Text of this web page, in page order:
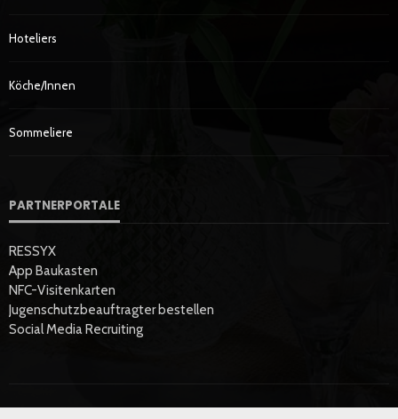
Hoteliers
Köche/innen
Sommeliere
PARTNERPORTALE
RESSYX
App Baukasten
NFC-Visitenkarten
Jugenschutzbeauftragter bestellen
Social Media Recruiting